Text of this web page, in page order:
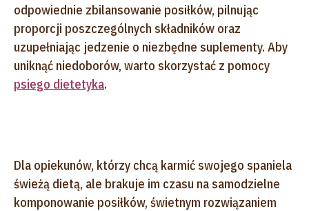
odpowiednie zbilansowanie posiłków, pilnując
proporcji poszczególnych składników oraz
uzupełniając jedzenie o niezbędne suplementy. Aby
uniknąć niedoborów, warto skorzystać z pomocy
psiego dietetyka.
Dla opiekunów, którzy chcą karmić swojego spaniela
świeżą dietą, ale brakuje im czasu na samodzielne
komponowanie posiłków, świetnym rozwiązaniem